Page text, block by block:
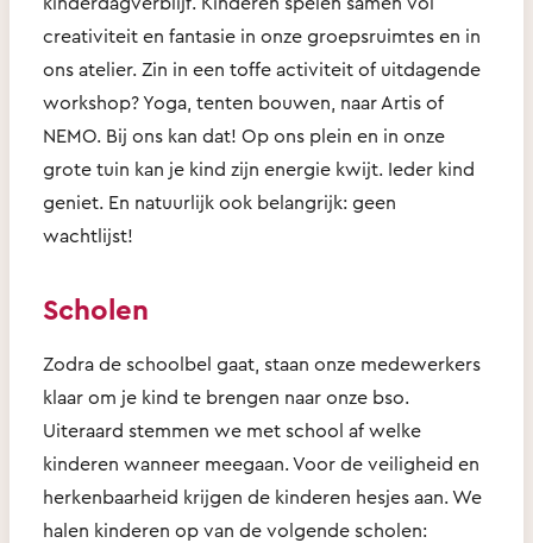
creativiteit en fantasie in onze groepsruimtes en in
ons atelier. Zin in een toffe activiteit of uitdagende
workshop? Yoga, tenten bouwen, naar Artis of
NEMO. Bij ons kan dat! Op ons plein en in onze
grote tuin kan je kind zijn energie kwijt. Ieder kind
geniet. En natuurlijk ook belangrijk: geen
wachtlijst!
Scholen
Zodra de schoolbel gaat, staan onze medewerkers
klaar om je kind te brengen naar onze bso.
Uiteraard stemmen we met school af welke
kinderen wanneer meegaan. Voor de veiligheid en
herkenbaarheid krijgen de kinderen hesjes aan. We
halen kinderen op van de volgende scholen: